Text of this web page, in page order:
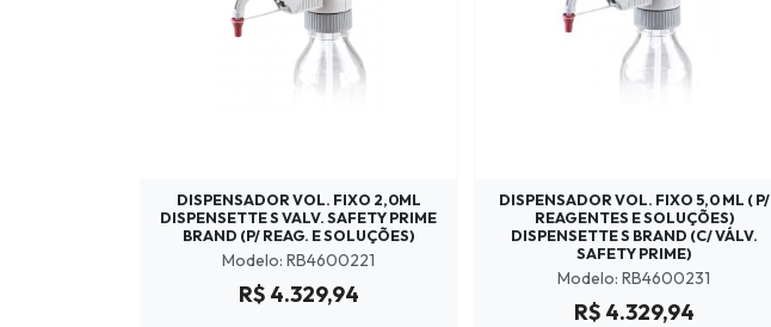
DISPENSADOR VOL. FIXO 2,0ML
DISPENSETTE S VALV. SAFETY PRIME
BRAND (P/ REAG. E SOLUÇÕES)
Modelo: RB4600221
R$ 4.329,94
DISPENSADOR VOL. FIXO 5,0 ML ( P/
REAGENTES E SOLUÇÕES)
DISPENSETTE S BRAND (C/ VÁLV.
SAFETY PRIME)
Modelo: RB4600231
R$ 4.329,94